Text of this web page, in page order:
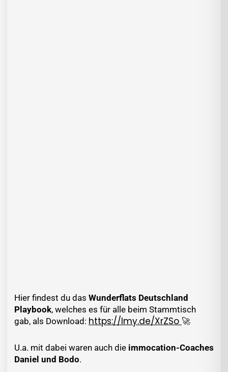
Hier findest du das Wunderflats Deutschland
Playbook, welches es für alle beim Stammtisch
gab, als Download: https://lmy.de/XrZSo 🚀
U.a. mit dabei waren auch die immocation-Coaches
Daniel und Bodo.